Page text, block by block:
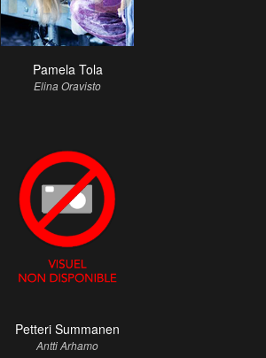
Pamela Tola
Elina Oravisto
Petteri Summanen
Antti Arhamo